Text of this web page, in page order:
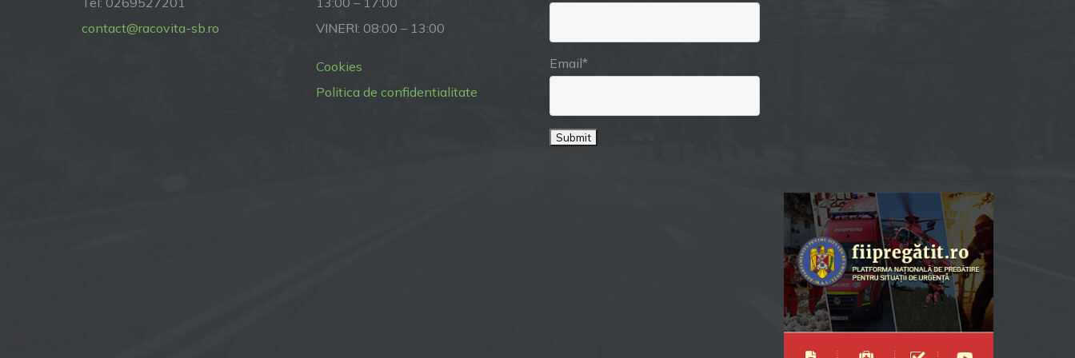
contact@racovita-sb.ro
VINERI: 08:00 – 13:00
Cookies
Politica de confidentialitate
Email*